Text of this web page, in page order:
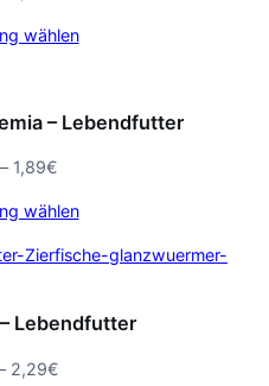
bis
wählen
– Lebendfutter
– 1,89€Preisspanne:
bis
wählen
Lebendfutter
2,29€Preisspanne: